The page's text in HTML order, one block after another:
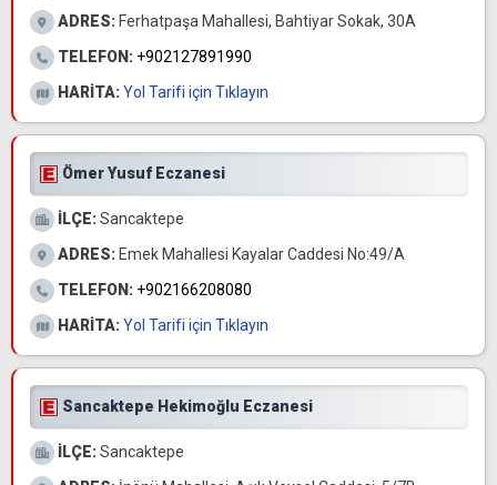
ADRES: Ferhatpaşa Mahallesi, Bahtiyar Sokak, 30A
TELEFON: +902127891990
HARİTA:Yol Tarifi için Tıklayın
Ömer Yusuf Eczanesi
İLÇE:Sancaktepe
ADRES: Emek Mahallesi Kayalar Caddesi No:49/A
TELEFON: +902166208080
HARİTA:Yol Tarifi için Tıklayın
Sancaktepe Hekimoğlu Eczanesi
İLÇE:Sancaktepe